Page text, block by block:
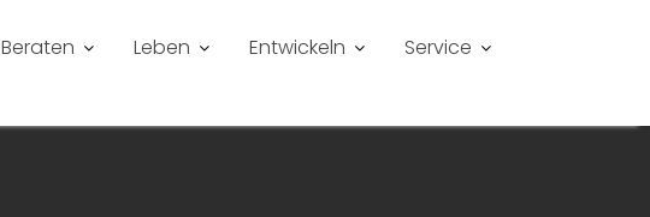
Beraten Leben Entwickeln Service